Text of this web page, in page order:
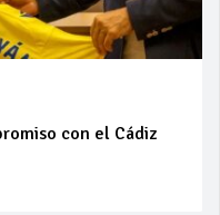
con el Cádiz